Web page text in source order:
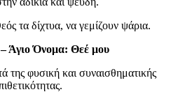
τα δίχτυα, να γεμίζουν ψάρια.
Άγιο Όνομα: Θεέ μου
της φυσική και συναισθηματικής